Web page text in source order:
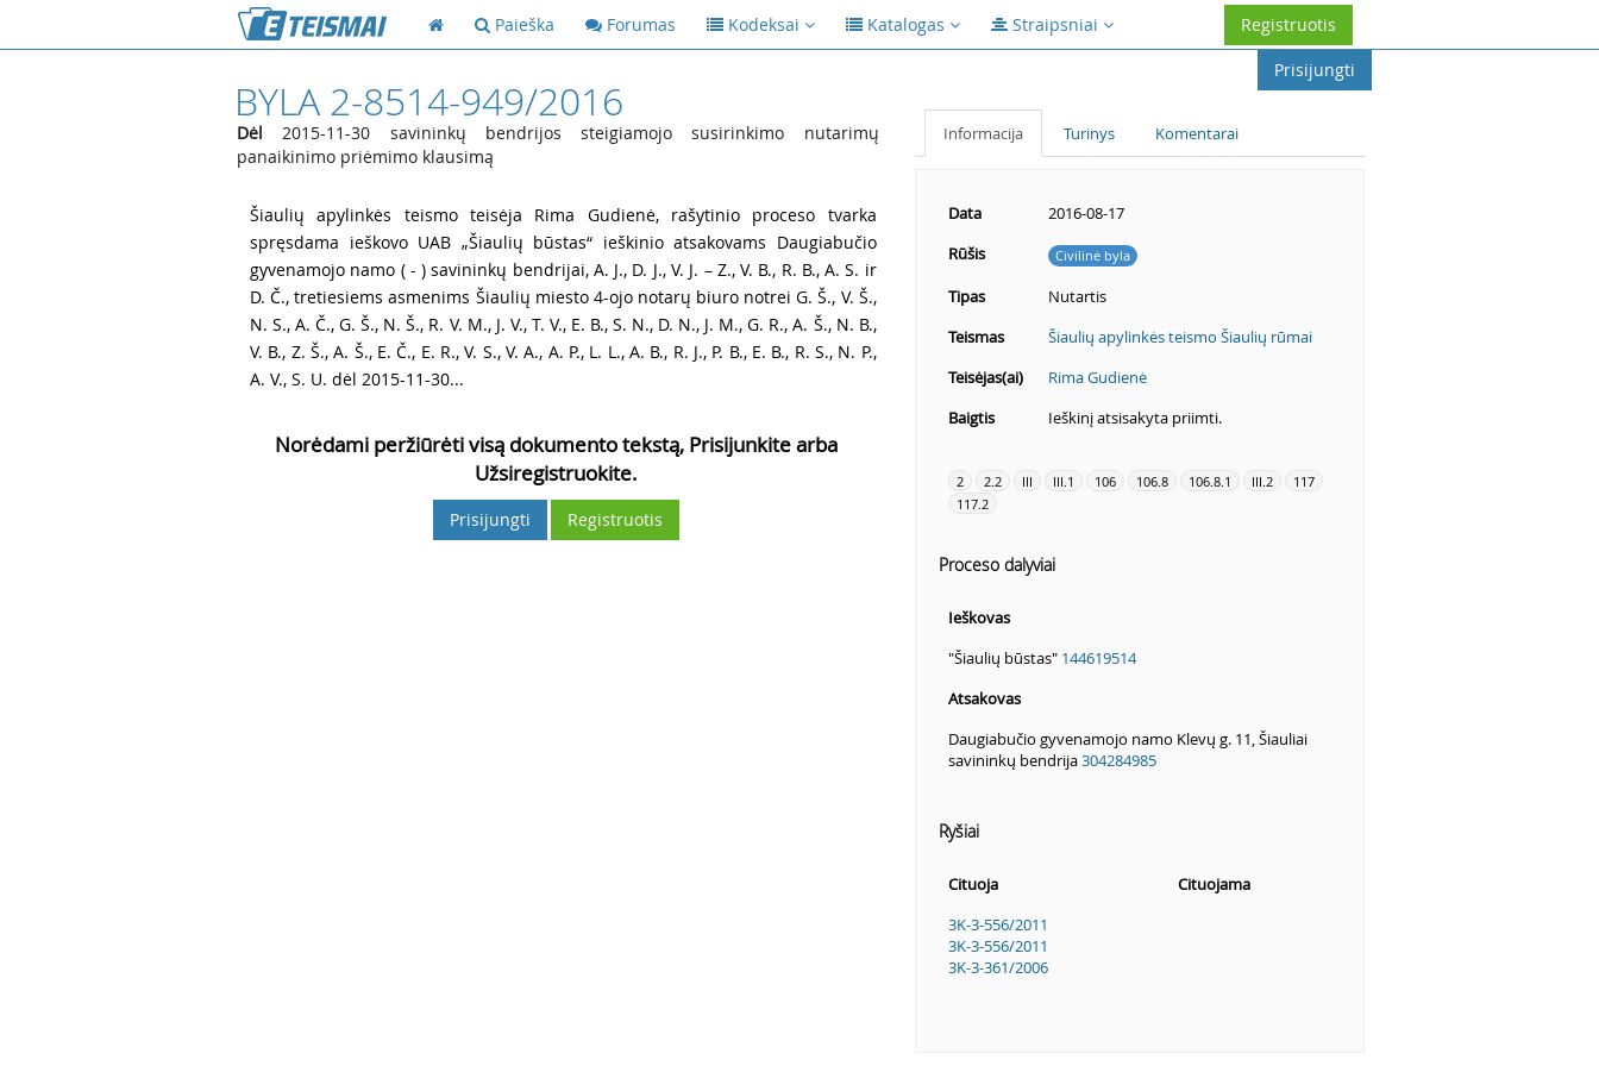
Paieška Forumas Kodeksai Katalogas Straipsniai
Registruotis
Prisijungti
BYLA 2-8514-949/2016
Dėl 2015-11-30 savininkų bendrijos steigiamojo susirinkimo nutarimų
panaikinimo priėmimo klausimą
Šiaulių apylinkės teismo teisėja Rima Gudienė, rašytinio proceso tvarka
spręsdama ieškovo UAB „Šiaulių būstas“ ieškinio atsakovams Daugiabučio
gyvenamojo namo ( - ) savininkų bendrijai, A. J., D. J., V. J. – Z., V. B., R. B., A. S. ir
D. Č., tretiesiems asmenims Šiaulių miesto 4-ojo notarų biuro notrei G. Š., V. Š.,
N. S., A. Č., G. Š., N. Š., R. V. M., J. V., T. V., E. B., S. N., D. N., J. M., G. R., A. Š., N. B.,
V. B., Z. Š., A. Š., E. Č., E. R., V. S., V. A., A. P., L. L., A. B., R. J., P. B., E. B., R. S., N. P.,
A. V., S. U. dėl 2015-11-30...
Norėdami peržiūrėti visą dokumento tekstą, Prisijunkite arba
Užsiregistruokite.
Prisijungti Registruotis
Informacija Turinys Komentarai
Data
2016-08-17
Rūšis
Civilinė byla
Tipas
Nutartis
Teismas
Šiaulių apylinkės teismo Šiaulių rūmai
Teisėjas(ai)
Rima Gudienė
Baigtis
Ieškinį atsisakyta priimti.
2 2.2 III III.1 106 106.8 106.8.1 III.2
117
117.2
Proceso dalyviai
Ieškovas
"Šiaulių būstas" 144619514
Atsakovas
Daugiabučio gyvenamojo namo Klevų g. 11, Šiauliai
savininkų bendrija304284985
Ryšiai
Cituoja
Cituojama
3K-3-556/2011
3K-3-556/2011
3K-3-361/2006